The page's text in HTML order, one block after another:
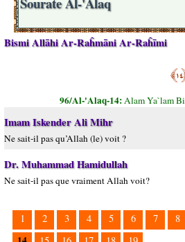
Bismi Allāhi Ar-Raĥmāni Ar-Raĥīmi
96/Al-'Alaq-14:Alam Ya`lam
Imam Iskender Ali Mihr
Ne sait-il pas qu’Allah (le) voit ?
Dr. Muhammad Hamidullah
Ne sait-il pas que vraiment Allah voit?
1 2 3 4 5 6 7 8